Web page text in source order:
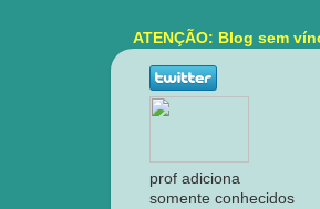
ATENÇÃO: Blog sem
prof adiciona
somente conhecidos